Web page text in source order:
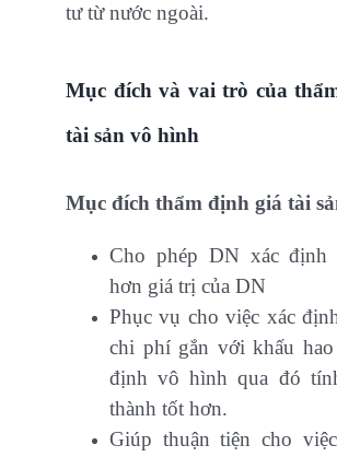
tư từ nước ngoài.
Mục đích và vai trò của
tài sản vô hình
Mục đích thẩm định giá tài
Cho phép DN xác định
hơn giá trị của DN
Phục vụ cho việc xác
chi phí gắn với khấu hao
định vô hình qua đó
thành tốt hơn.
Giúp thuận tiện cho